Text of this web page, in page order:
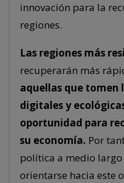
innovación para la
regiones.
Las regiones más
recuperarán más
aquellas que tomen
digitales y
oportunidad para
su economía. Por
política a medio
orientarse hacia este